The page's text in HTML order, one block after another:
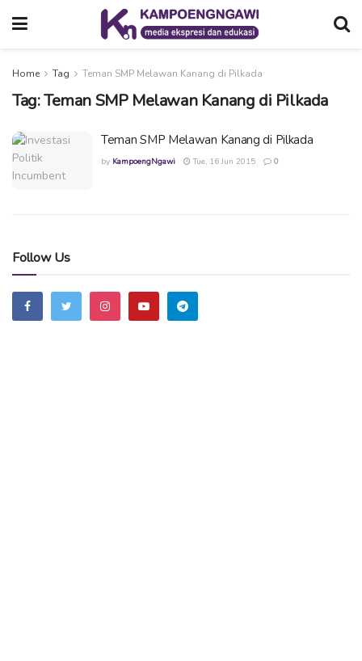
Home Tag Teman SMP Melawan Kanang di Pilkada
Tag:Teman SMP Melawan Kanang di Pilkada
Teman SMP Melawan Kanang di Pilkada
by KampoengNgawi Tue, 16 Jun 2015 0
Follow Us